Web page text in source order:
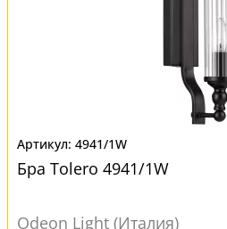
4941/1W
Бра Tolero 4941/1W
Odeon Light (Италия)